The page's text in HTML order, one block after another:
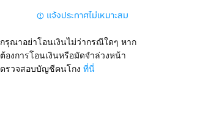
แจ้งประกาศไม่เหมาะสม
กรุณาอย่าโอนเงินไม่ว่ากรณีใดๆ หาก
ต้องการโอนเงินหรือมัดจำล่วงหน้า
ตรวจสอบบัญชีคนโกง ที่นี่